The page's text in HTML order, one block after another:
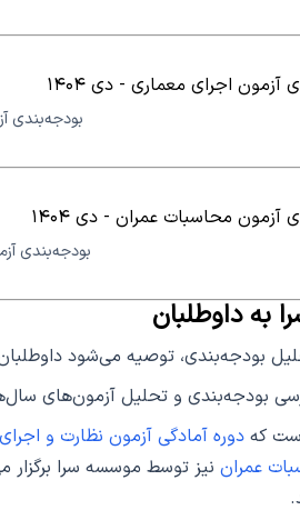
بودجه‌بندی
بودجه‌بندی
به داوطلبان
بودجه‌بندی، توصیه می‌شود
بودجه‌بندی و تحلیل آزمون‌های
کهدوره آمادگی آزمون نظارت و
عمران نیز توسط موسسه سرا برگزار